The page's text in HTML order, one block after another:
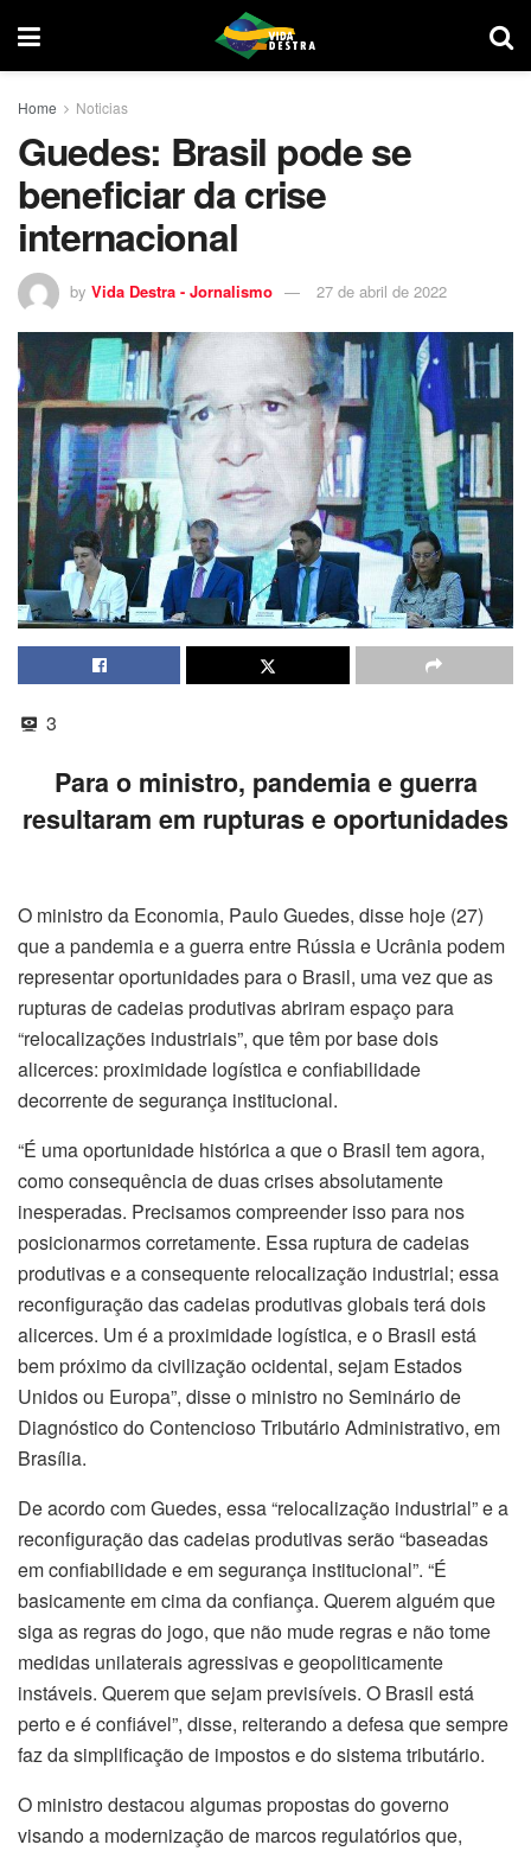
Home Noticias
Guedes: Brasil pode se
beneficiar da crise
internacional
by Vida Destra - Jornalismo 27 de abril de 2022
3
Para o ministro, pandemia e guerra
resultaram em rupturas e oportunidades
O ministro da Economia, Paulo Guedes, disse hoje (27)
que a pandemia e a guerra entre Rússia e Ucrânia podem
representar oportunidades para o Brasil, uma vez que as
rupturas de cadeias produtivas abriram espaço para
“relocalizações industriais”, que têm por base dois
alicerces: proximidade logística e confiabilidade
decorrente de segurança institucional.
“É uma oportunidade histórica a que o Brasil tem agora,
como consequência de duas crises absolutamente
inesperadas. Precisamos compreender isso para nos
posicionarmos corretamente. Essa ruptura de cadeias
produtivas e a consequente relocalização industrial; essa
reconfiguração das cadeias produtivas globais terá dois
alicerces. Um é a proximidade logística, e o Brasil está
bem próximo da civilização ocidental, sejam Estados
Unidos ou Europa”, disse o ministro no Seminário de
Diagnóstico do Contencioso Tributário Administrativo, em
Brasília.
De acordo com Guedes, essa “relocalização industrial” e a
reconfiguração das cadeias produtivas serão “baseadas
em confiabilidade e em segurança institucional”. “É
basicamente em cima da confiança. Querem alguém que
siga as regras do jogo, que não mude regras e não tome
medidas unilaterais agressivas e geopoliticamente
instáveis. Querem que sejam previsíveis. O Brasil está
perto e é confiável”, disse, reiterando a defesa que sempre
faz da simplificação de impostos e do sistema tributário.
O ministro destacou algumas propostas do governo
visando a modernização de marcos regulatórios que,